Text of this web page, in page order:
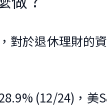
對於退休理財的
(12/24)，美